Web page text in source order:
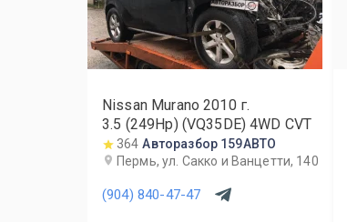
Nissan Murano 2010г.
3.5 (249Hp) (VQ35DE) 4WD CVT
364 Авторазбор 159АВТО
Пермь, ул. Сакко и Ванцетти, 140
(904) 840-47-47